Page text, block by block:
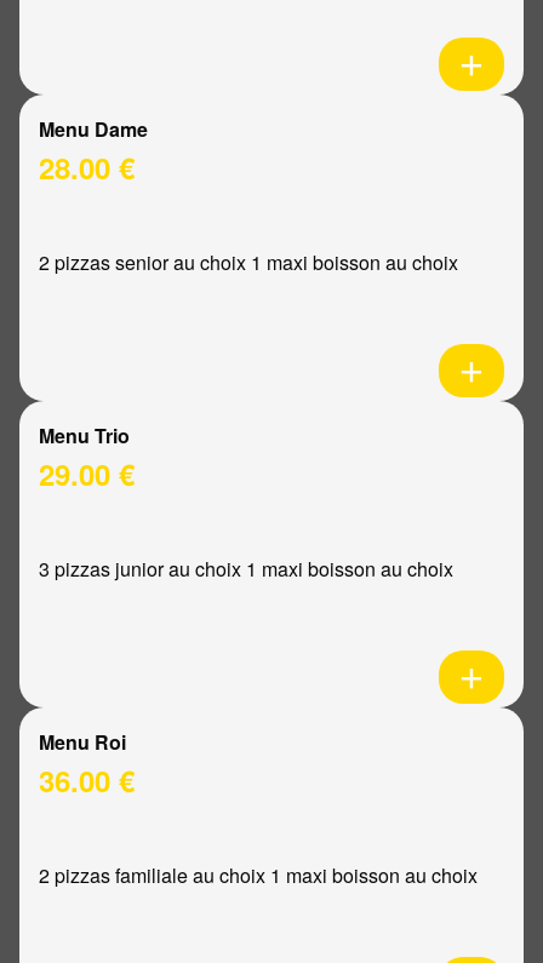
Menu Dame
28.00 €
2 pizzas senior au choix 1 maxi boisson au choix
Menu Trio
29.00 €
3 pizzas junior au choix 1 maxi boisson au choix
Menu Roi
36.00 €
2 pizzas familiale au choix 1 maxi boisson au choix